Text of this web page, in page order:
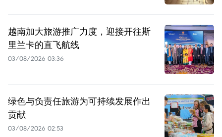
越南加大旅游推广力度，迎接开往斯
里兰卡的直飞航线
03/08/2026 03:36
绿色与负责任旅游为可持续发展作出
贡献
03/08/2026 02:53